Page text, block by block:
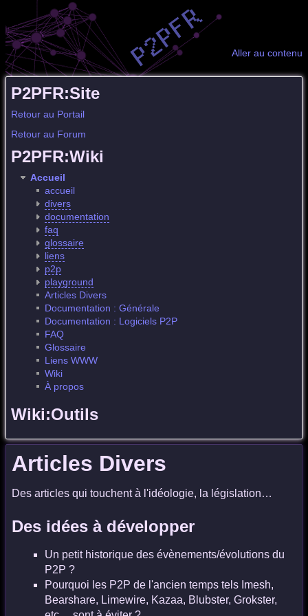
Aller au contenu
P2PFR:Site
Retour au Portail
Retour au Forum
P2PFR:Wiki
Accueil
accueil
divers
documentation
faq
glossaire
liens
p2p
playground
Articles Divers
Documentation : Générale
Documentation : Logiciels P2P
FAQ
Glossaire
Liens WWW
Wiki
À propos
Wiki:Outils
Articles Divers
Des articles qui touchent à l'idéologie, la législation…
Des idées à développer
Un petit historique des évènements/évolutions du
P2P ?
Pourquoi les P2P de l'ancien temps tels Imesh,
Bearshare, Limewire, Kazaa, Blubster, Grokster,